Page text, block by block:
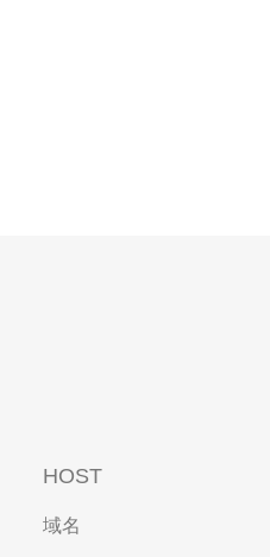
HOST
域名